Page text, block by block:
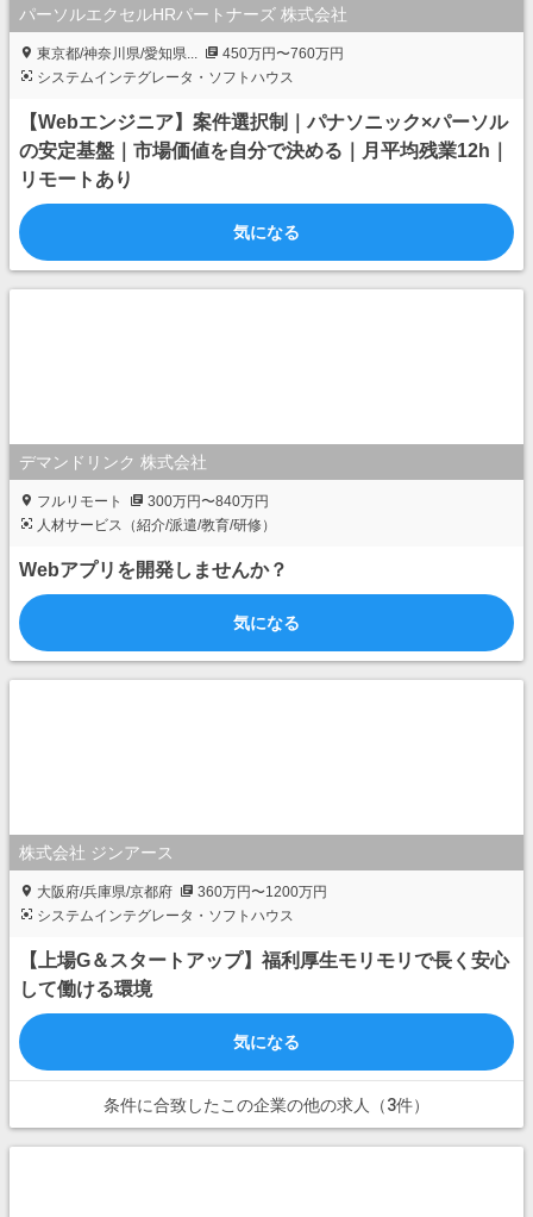
パーソルエクセルHRパートナーズ 株式会社
東京都/神奈川県/愛知県...
450万円〜760万円
システムインテグレータ・ソフトハウス
【Webエンジニア】案件選択制｜パナソニック×パーソル
の安定基盤｜市場価値を自分で決める｜月平均残業12h｜
リモートあり
気になる
デマンドリンク 株式会社
フルリモート
300万円〜840万円
人材サービス（紹介/派遣/教育/研修）
Webアプリを開発しませんか？
気になる
株式会社 ジンアース
大阪府/兵庫県/京都府
360万円〜1200万円
システムインテグレータ・ソフトハウス
【上場G＆スタートアップ】福利厚生モリモリで長く安心
して働ける環境
気になる
条件に合致したこの企業の他の求人（3件）